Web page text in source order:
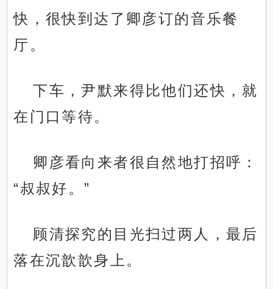
快，很快到达了卿彦订的音乐餐
厅。
下车，尹默来得比他们还快，就
在门口等待。
卿彦看向来者很自然地打招呼：
“叔叔好。”
顾清探究的目光扫过两人，最后
落在沉歆歆身上。